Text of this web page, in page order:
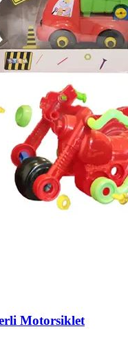
Motorsiklet